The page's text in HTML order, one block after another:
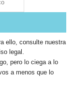
ello, consulte nuestra
legal.
pero lo ciega a lo
a menos que lo